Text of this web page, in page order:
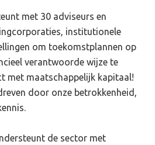
met 30 adviseurs en
institutionele
om toekomstplannen op
verantwoorde wijze te
met maatschappelijk kapitaal!
door onze betrokkenheid,
de sector met